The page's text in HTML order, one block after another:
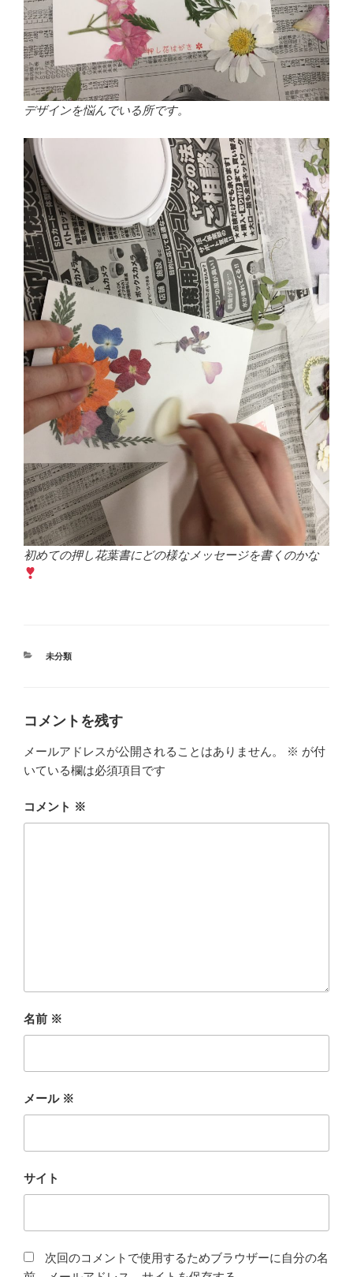
デザインを悩んでいる所です。
初めての押し花葉書にどの様なメッセージを書くのかな
カ
ー
未分類
コメントを残す
メールアドレスが公開されることはありません。 ※ が付
いている欄は必須項目です
コメント ※
名前 ※
メール ※
サイト
次回のコメントで使用するためブラウザーに自分の名